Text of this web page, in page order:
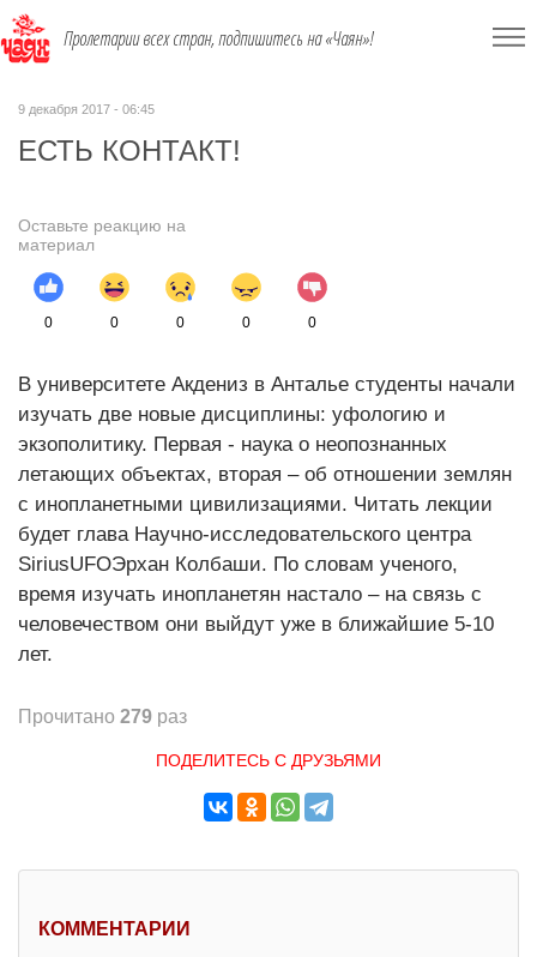
Пролетарии всех стран, подпишитесь на «Чаян»!
9 декабря 2017 - 06:45
ЕСТЬ КОНТАКТ!
Оставьте реакцию на
материал
0 0 0 0 0
В университете Акдениз в Анталье студенты начали
изучать две новые дисциплины: уфологию и
экзополитику. Первая - наука о неопознанных
летающих объектах, вторая – об отношении землян
с инопланетными цивилизациями. Читать лекции
будет глава Научно-исследовательского центра
SiriusUFOЭрхан Колбаши. По словам ученого,
время изучать инопланетян настало – на связь с
человечеством они выйдут уже в ближайшие 5-10
лет.
Прочитано 279 раз
ПОДЕЛИТЕСЬ С ДРУЗЬЯМИ
КОММЕНТАРИИ